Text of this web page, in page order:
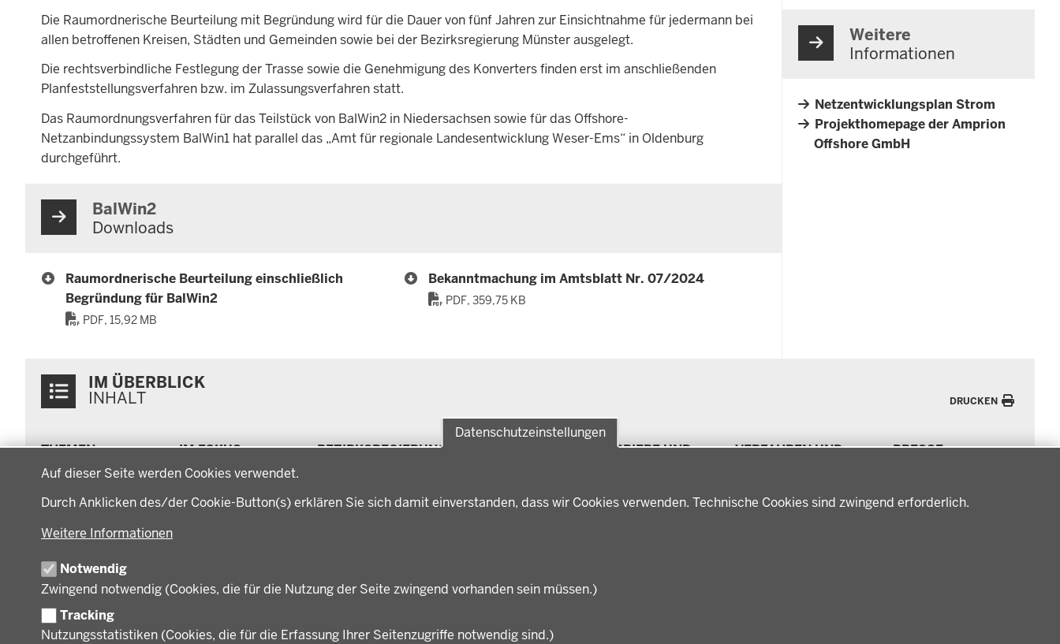
Datenschutzeinstellungen
Auf dieser Seite werden Cookies verwendet.
Durch Anklicken des/der Cookie-Button(s) erklären Sie sich damit einverstanden, dass wir Cookies verwenden. Technische Cookies sind zwingend erforderlich.
Weitere Informationen
Notwendig
Zwingend notwendig (Cookies, die für die Nutzung der Seite zwingend vorhanden sein müssen.)
Tracking
Nutzungsstatistiken (Cookies, die für die Erfassung Ihrer Seitenzugriffe notwendig sind.)
Die Raumordnerische Beurteilung mit Begründung wird für die Dauer von fünf Jahren zur Einsichtnahme für jedermann bei
allen betroffenen Kreisen, Städten und Gemeinden sowie bei der Bezirksregierung Münster ausgelegt.
Die rechtsverbindliche Festlegung der Trasse sowie die Genehmigung des Konverters finden erst im anschließenden
Planfeststellungsverfahren bzw. im Zulassungsverfahren statt.
Das Raumordnungsverfahren für das Teilstück von BalWin2 in Niedersachsen sowie für das Offshore-
Netzanbindungssystem BalWin1 hat parallel das „Amt für regionale Landesentwicklung Weser-Ems“ in Oldenburg
durchgeführt.
BalWin2
Downloads
Raumordnerische Beurteilung einschließlich
Begründung für BalWin2
PDF, 15,92 MB
Bekanntmachung im Amtsblatt Nr. 07/2024
PDF, 359,75 KB
Weitere
Informationen
Netzentwicklungsplan Strom
Projekthomepage der Amprion
Offshore GmbH
Inhalte
IM ÜBERBLICK
INHALT DRUCKEN
in
der
THEMEN
Arbeitsschutz, Ordnung
und Sicherheit
Bauen, Planen und
Bildung, Schule und
Sport
Gesundheit und Soziales
Regionalplanung und
Regionalrat
Umwelt und Natur
Wirtschaft, Kultur und
IM FOKUS
Energiewende AG
Region
BEZIRKSREGIERUNG
Münster
KARRIERE UND
Ausbildung
VERFAHREN UND
Verfahrensübersichten
PRESSE